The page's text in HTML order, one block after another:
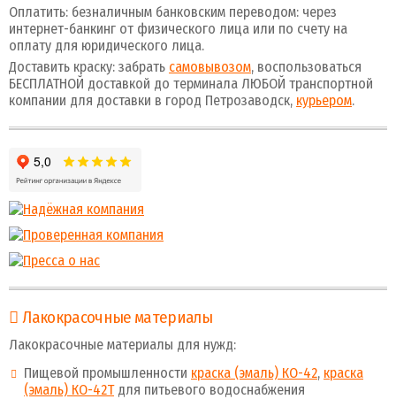
Оплатить: безналичным банковским переводом: через
интернет-банкинг от физического лица или по счету на
оплату для юридического лица.
Доставить краску: забрать самовывозом, воспользоваться
БЕСПЛАТНОЙ доставкой до терминала ЛЮБОЙ транспортной
компании для доставки в город Петрозаводск, курьером.
Лакокрасочные материалы
Лакокрасочные материалы для нужд:
Пищевой промышленности краска (эмаль) КО-42, краска
(эмаль) КО-42Тдля питьевого водоснабжения